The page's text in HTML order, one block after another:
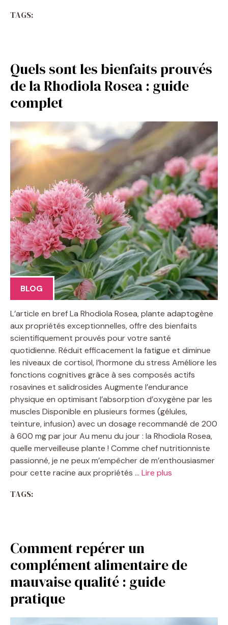
TAGS:
Quels sont les bienfaits prouvés
de la Rhodiola Rosea : guide
complet
BLOG
L’article en bref La Rhodiola Rosea, plante adaptogène
aux propriétés exceptionnelles, offre des bienfaits
scientifiquement prouvés pour votre santé
quotidienne. Réduit efficacement la fatigue et diminue
les niveaux de cortisol, l’hormone du stress Améliore les
fonctions cognitives grâce à ses composés actifs
rosavines et salidrosides Augmente l’endurance
physique en optimisant l’absorption d’oxygène par les
muscles Disponible en plusieurs formes (gélules,
teinture, infusion) avec un dosage recommandé de 200
à 600 mg par jour Au menu du jour : la Rhodiola Rosea,
quelle merveilleuse plante ! Comme chef nutritionniste
passionné, je ne peux m’empêcher de m’enthousiasmer
pour cette racine aux propriétés … Lire plus
TAGS:
Comment repérer un
complément alimentaire de
mauvaise qualité : guide
pratique